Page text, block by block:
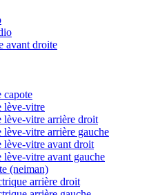
avant droite
capote
lève-vitre
lève-vitre arrière droit
lève-vitre arrière gauche
lève-vitre avant droit
lève-vitre avant gauche
(neiman)
arrière droit